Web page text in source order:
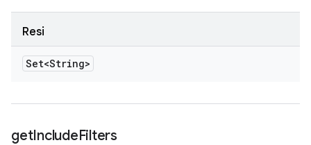
Resi
Set<String>
getIncludeFilters